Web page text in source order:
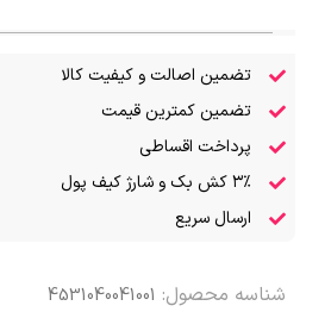
تضمین اصالت و کیفیت کالا
تضمین کمترین قیمت
پرداخت اقساطی
۳٪ کش بک و شارژ کیف پول
ارسال سریع
شناسه محصول: 4531040041001